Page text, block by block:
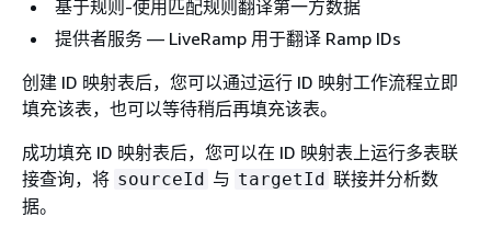
基于规则-使用匹配规则翻译第一方数据
提供者服务 — LiveRamp 用于翻译 Ramp IDs
创建 ID 映射表后，您可以通过运行 ID 映射工作流程立即
填充该表，也可以等待稍后再填充该表。
成功填充 ID 映射表后，您可以在 ID 映射表上运行多表联
接查询，将 sourceId 与 targetId 联接并分析数
据。